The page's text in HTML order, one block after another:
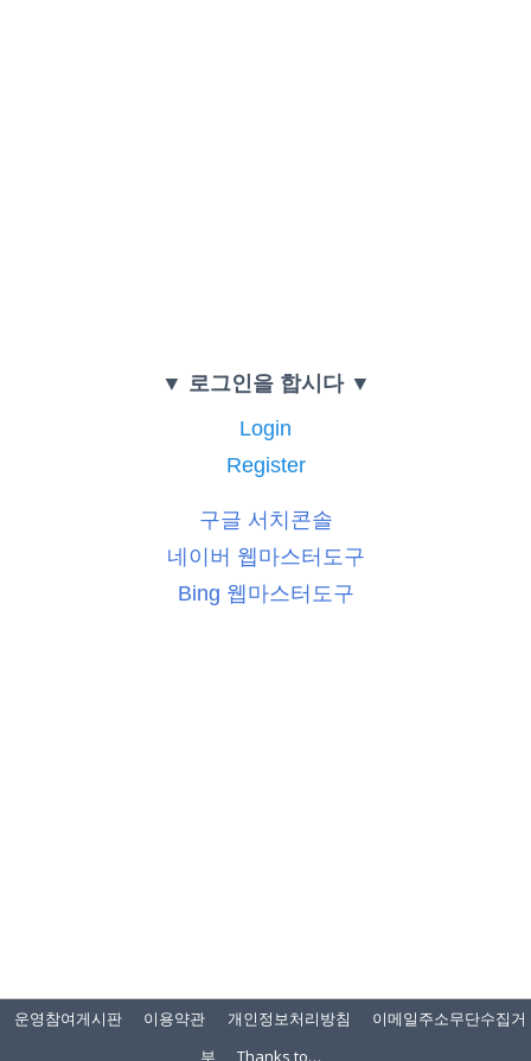
▼ 로그인을 합시다 ▼
Login
Register
구글 서치콘솔
네이버 웹마스터도구
Bing 웹마스터도구
운영참여게시판 이용약관 개인정보처리방침
이메일주소무단수집거
부
Thanks to…